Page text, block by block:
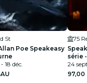
St
Poe Speakeasy
18 déc.
75
série
24
97,00